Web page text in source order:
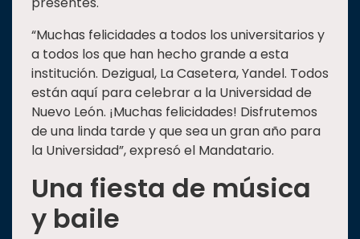
“Muchas felicidades a todos los universitarios y
a todos los que han hecho grande a esta
institución. Dezigual, La Casetera, Yandel. Todos
están aquí para celebrar a la Universidad de
Nuevo León. ¡Muchas felicidades! Disfrutemos
de una linda tarde y que sea un gran año para
la Universidad”, expresó el Mandatario.
Una fiesta de música
y baile